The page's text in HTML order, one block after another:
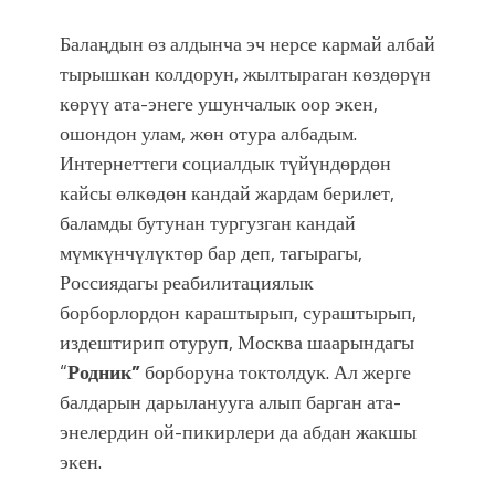
Балаңдын өз алдынча эч нерсе кармай албай
тырышкан колдорун, жылтыраган көздөрүн
көрүү ата-энеге ушунчалык оор экен,
ошондон улам, жөн отура албадым.
Интернеттеги социалдык түйүндөрдөн
кайсы өлкөдөн кандай жардам берилет,
баламды бутунан тургузган кандай
мүмкүнчүлүктөр бар деп, тагырагы,
Россиядагы реабилитациялык
борборлордон караштырып, сураштырып,
издештирип отуруп, Москва шаарындагы
“Родник”борборуна токтолдук. Ал жерге
балдарын дарыланууга алып барган ата-
энелердин ой-пикирлери да абдан жакшы
экен.